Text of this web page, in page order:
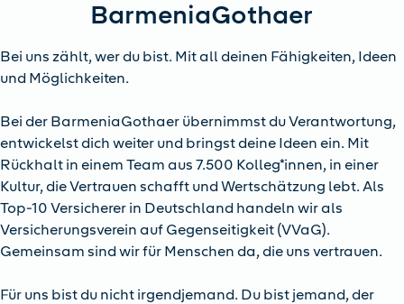
BarmeniaGothaer
Bei uns zählt, wer du bist. Mit all deinen Fähigkeiten, Ideen
und Möglichkeiten.
Bei der BarmeniaGothaer übernimmst du Verantwortung,
entwickelst dich weiter und bringst deine Ideen ein. Mit
Rückhalt in einem Team aus 7.500 Kolleg*innen, in einer
Kultur, die Vertrauen schafft und Wertschätzung lebt. Als
Top-10 Versicherer in Deutschland handeln wir als
Versicherungsverein auf Gegenseitigkeit (VVaG).
Gemeinsam sind wir für Menschen da, die uns vertrauen.
Für uns bist du nicht irgendjemand. Du bist jemand, der